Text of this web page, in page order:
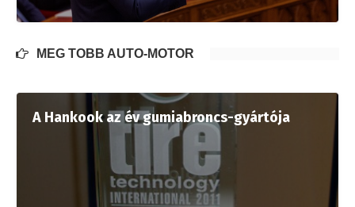
MÉG TÖBB AUTÓ-MOTOR
A Hankook az év gumiabroncs-gyártója